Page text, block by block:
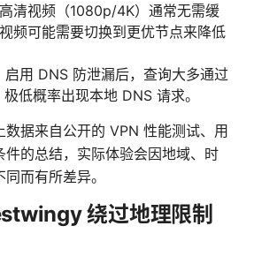
清视频（1080p/4K）通常无需缓
频可能需要切换到更优节点来降低
启用 DNS 防泄漏后，查询大多通过
低概率出现本地 DNS 请求。
数据来自公开的 VPN 性能测试、用
件的总结，实际体验会因地域、时
而有所差异。
绕过地理限制